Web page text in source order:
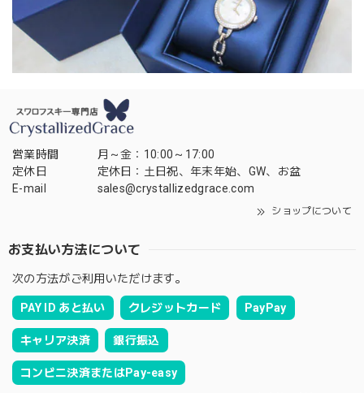
営業時間
月～金：10:00～17:00
定休日
定休日：土日祝、年末年始、GW、お盆
E-mail
sales@crystallizedgrace.com
ショップについて
お支払い方法について
次の方法がご利用いただけます。
PAY ID あと払い クレジットカード PayPay
キャリア決済 銀行振込
コンビニ決済またはPay-easy